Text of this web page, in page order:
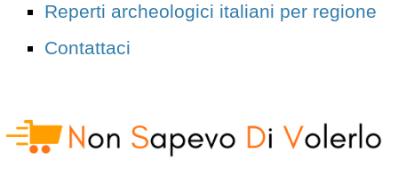
Reperti archeologici italiani per regione
Contattaci